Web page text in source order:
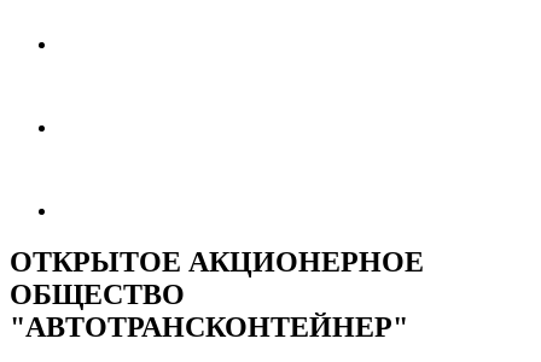
ОТКРЫТОЕ АКЦИОНЕРНОЕ
ОБЩЕСТВО
"АВТОТРАНСКОНТЕЙНЕР"